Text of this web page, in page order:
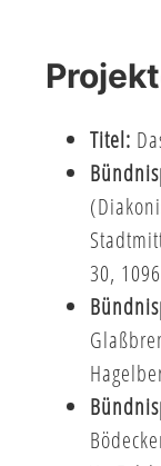
Titel:
30,